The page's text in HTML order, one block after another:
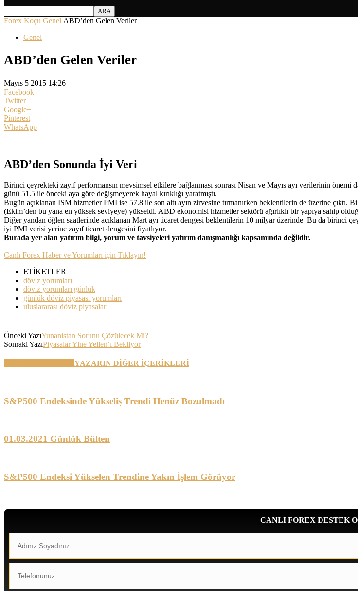
Forex Koçu Genel ABD’den Gelen Veriler
Genel
ABD’den Gelen Veriler
Mayıs 5 2015 14:26
Facebook
Twitter
Google+
Pinterest
WhatsApp
ABD’den Sonunda İyi Veri
Birinci çeyrekteki zayıf performansın mevsimsel etkilere bağlanması sonrası Nisan ve Mayıs ayı verilerinin
günü 51.5 ile önceki aya göre değişmeyerek hayal kırıklığı yaratmıştı.
Bugün açıklanan ISM hizmetler PMI ise 57.8 ile son altı ayın zirvesine tırmanırken beklentilerin de üzerine çıktı.
(Ekim’den bu yana en yüksek seviyeye) yükseldi. ABD ekonomisi hizmetler sektörü ağırlıklı bir yapıya sahip
Diğer yandan öğlen saatlerinde açıklanan Mart ayı ticaret dengesi beklentilerin 10 milyar üzerinde. Bu da birinci
iyi PMI verisi yerine zayıf ticaret dengesini fiyatlıyor.
Burada yer alan yatırım bilgi, yorum ve tavsiyeleri yatırım danışmanlığı kapsamında değildir.
Canlı Forex Haber ve Yorumları için Tıklayın!
ETİKETLER
döviz yorumları
döviz yorumları günlük
günlük döviz piyasası yorumları
uluslararası döviz piyasaları
Önceki YazıYunanistan Sorunu Çözülecek Mi?
Sonraki YazıPiyasalar Yine Yellen’ı Bekliyor
YAZARIN DİĞER İÇERİKLERİ
S&P500 Endeksinde Yükseliş Trendi Henüz Bozulmadı
01.03.2021 Günlük Bülten
S&P500 Endeksi Yükselen Trendine Yakın İşlem Görüyor
CANLI FOREX DESTEK